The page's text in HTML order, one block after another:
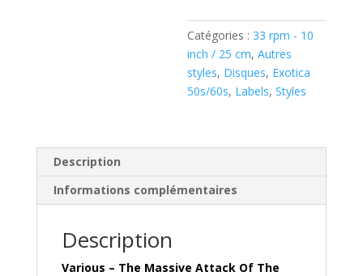
Attack
Of
The
Lizards
10",
Compilation,
Catégories : 33 rpm - 10
inch / 25 cm,Autres
styles, Disques, Exotica
50s/60s, Labels,Styles
Description
Informations complémentaires
Description
Various – The Massive Attack Of The